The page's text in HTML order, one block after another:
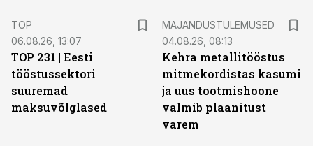
TOP
06.08.26, 13:07
TOP 231 | Eesti
tööstussektori
suuremad
maksuvõlglased
MAJANDUSTULEMUSED
04.08.26, 08:13
Kehra metallitööstus
mitmekordistas kasumi
ja uus tootmishoone
valmib plaanitust
varem